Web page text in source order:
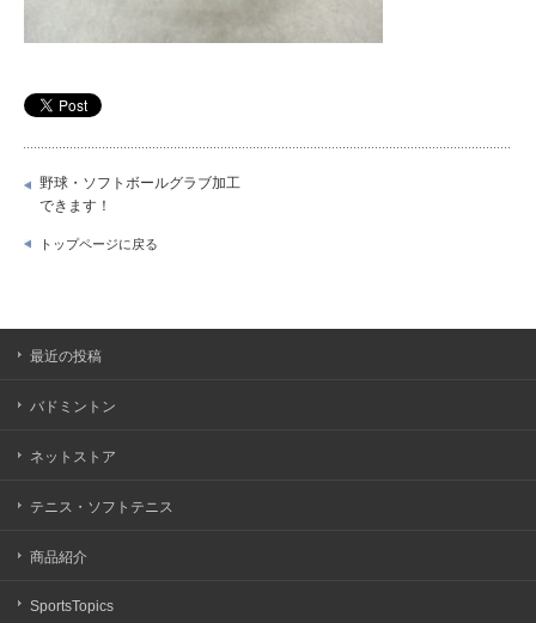
野球・ソフトボールグラブ加工
できます！
トップページに戻る
最近の投稿
バドミントン
ネットストア
テニス・ソフトテニス
商品紹介
SportsTopics